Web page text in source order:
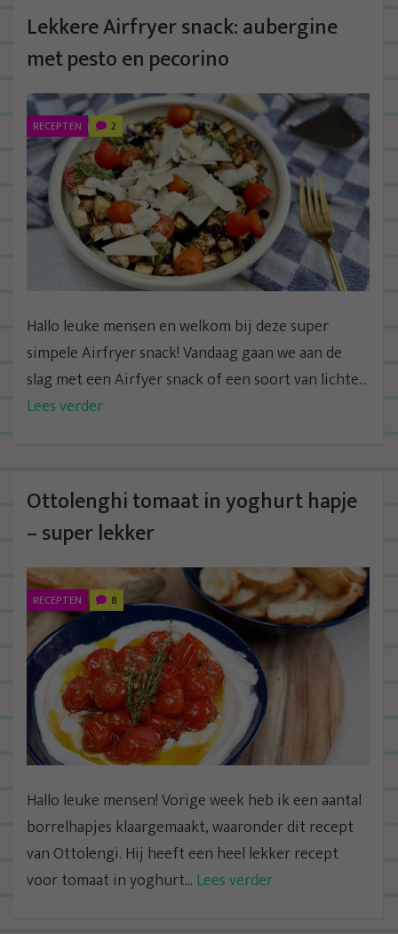
Lekkere Airfryer snack: aubergine
met pesto en pecorino
RECEPTEN 2
Hallo leuke mensen en welkom bij deze super
simpele Airfryer snack! Vandaag gaan we aan de
slag met een Airfyer snack of een soort van lichte...
Lees verder
Ottolenghi tomaat in yoghurt hapje
– super lekker
RECEPTEN 8
Hallo leuke mensen! Vorige week heb ik een aantal
borrelhapjes klaargemaakt, waaronder dit recept
van Ottolengi. Hij heeft een heel lekker recept
voor tomaat in yoghurt... Lees verder